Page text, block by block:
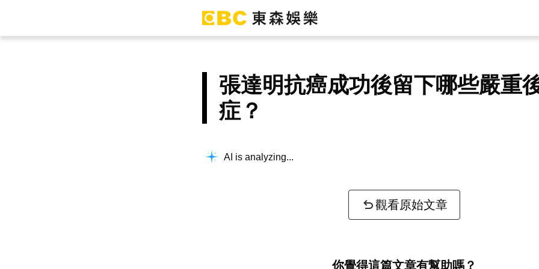
張達明抗癌成功後留下哪些嚴重
症？
Thinking about your question...
觀看原始文章
你覺得這篇文章有幫助嗎？